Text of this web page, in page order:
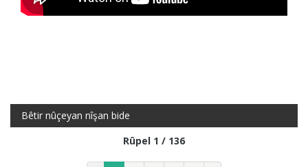
Bêtir nûçeyan nîşan bide
Rûpel 1 / 136